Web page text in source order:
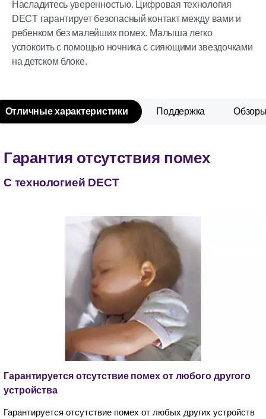
Насладитесь уверенностью. Цифровая технология
DECT гарантирует безопасный контакт между вами и
ребенком без малейших помех. Малыша легко
успокоить с помощью ночника с сияющими звездочками
на детском блоке.
Отличные характеристики Поддержка
Гарантия отсутствия помех
С технологией DECT
Гарантируется отсутствие помех от любого другого
устройства
Гарантируется отсутствие помех от любых других устройств